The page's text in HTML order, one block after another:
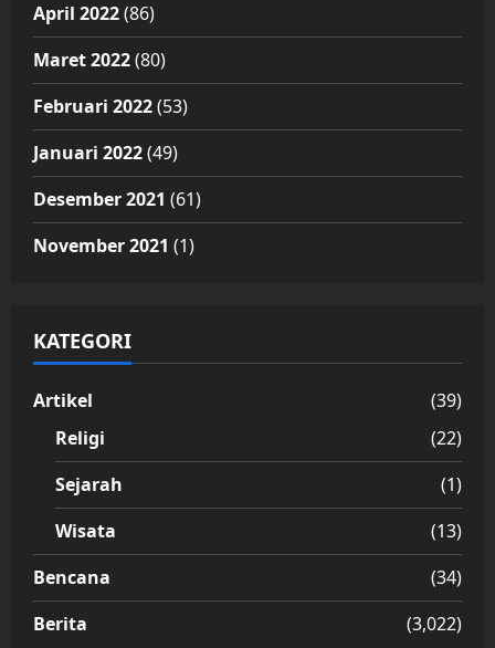
April 2022(86)
Maret 2022(80)
Februari 2022(53)
Januari 2022(49)
Desember 2021 (61)
November 2021 (1)
KATEGORI
Artikel
(39)
Religi
(22)
Sejarah
(1)
Wisata
(13)
Bencana
(34)
Berita
(3,022)